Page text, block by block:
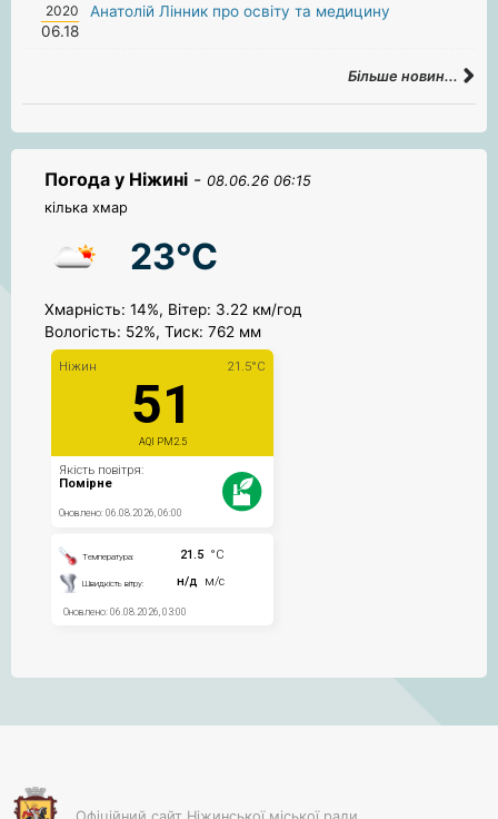
2020
06.18
Анатолій Лінник про освіту та медицину
Більше новин...
Погода у Ніжині - 08.06.26 06:15
кілька хмар
23°C
Хмарність: 14%, Вітер: 3.22 км/год
Вологість: 52%, Тиск: 762 мм